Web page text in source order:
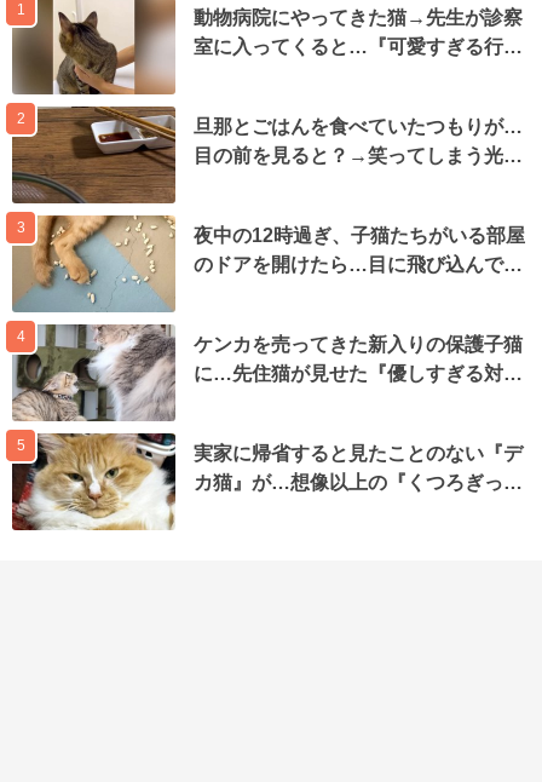
1
動物病院にやってきた猫→先生が診察
室に入ってくると…『可愛すぎる行…
2
旦那とごはんを食べていたつもりが…
目の前を見ると？→笑ってしまう光…
3
夜中の12時過ぎ、子猫たちがいる部屋
のドアを開けたら…目に飛び込んで…
4
ケンカを売ってきた新入りの保護子猫
に…先住猫が見せた『優しすぎる対…
5
実家に帰省すると見たことのない『デ
カ猫』が…想像以上の『くつろぎっ…